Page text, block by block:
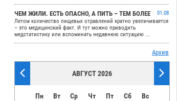
ЧЕМ ЖИЛИ. ЕСТЬ ОПАСНО, А ПИТЬ – ТЕМ БОЛЕЕ
01.08
Летом количество пищевых отравлений кратно увеличивается
– это медицинский факт. И тут можно приводить
медстатистику или вспоминать недавнюю ситуацию ...
Архив
АВГУСТ 2026
Пн Вт Ср Чт Пт Сб Вс